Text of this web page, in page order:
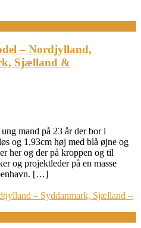
– Nordjylland,
Sjælland &
mand på 23 år der bor i
og 1,93cm høj med blå øjne og
her og der på kroppen og til
og projektleder på en masse
[…]